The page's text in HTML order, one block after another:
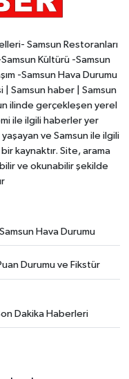
Samsun Restoranları
Kültürü -Samsun
-Samsun Hava Durumu
Samsun haber | Samsun
ilinde gerçekleşen yerel
ile ilgili haberler yer
ve Samsun ile ilgili
kaynaktır. Site, arama
ve okunabilir şekilde
Samsun Hava Durumu
Durumu ve Fikstür
Dakika Haberleri